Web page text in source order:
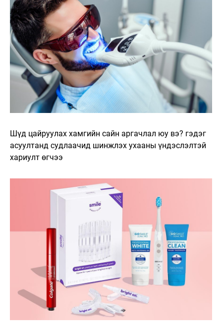
Шүд цайруулах хамгийн сайн аргачлал юу вэ? гэдэг
асуултанд судлаачид шинжлэх ухааны үндэслэлтэй
хариулт өгчээ